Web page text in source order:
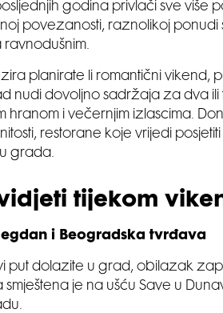
godina privlači sve više
povezanosti, raznolikoj
ravnodušnim.
planirate li romantični vikend,
nudi dovoljno sadržaja za dva
hranom i večernjim izlascima.
restorane koje vrijedi
grada.
tijekom
i Beogradska tvrđava
put dolazite u grad, obilazak
smještena je na ušću Save u